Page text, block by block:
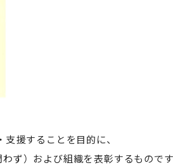
援することを目的に、
ず）および組織を表彰するものです